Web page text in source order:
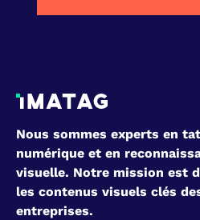
Nous sommes experts en
numérique et en
visuelle. Notre mission est
les contenus visuels clés
entreprises.